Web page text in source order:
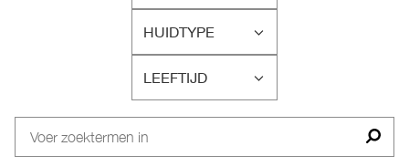
BEOORDELINGEN
OP
CONCERN
HUIDTYPE
FILTER
BEOORDELINGEN
OP
HUIDTYPE
LEEFTIJD
FILTER
LEEFTIJD